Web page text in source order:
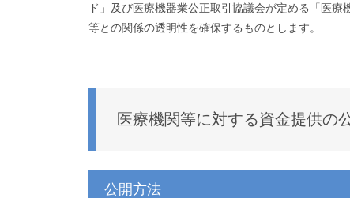
ド」及び医療機器業公正取引協議会が定める「医
等との関係の透明性を確保するものとします。
医療機関等に対する資金提供の
公開方法